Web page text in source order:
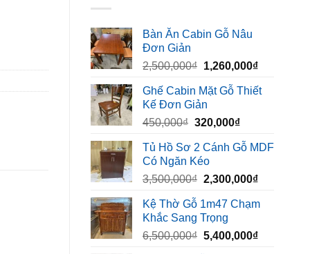
Bàn Ăn Cabin Gỗ Nâu
Đơn Giản
2,500,000₫ Giá
là:
2,500,000₫.
1,260,000₫Giá
tại
Ghế Cabin Mặt Gỗ Thiết
Kế Đơn Giản
450,000₫ Giá
là:
450,000₫.
320,000₫Giá
tại
320,000₫.
Tủ Hồ Sơ 2 Cánh Gỗ MDF
Có Ngăn Kéo
3,500,000₫ Giá
là:
3,500,000₫.
2,300,000₫Giá
tại
Kệ Thờ Gỗ 1m47 Chạm
Khắc Sang Trọng
6,500,000₫ Giá
5,400,000₫Giá